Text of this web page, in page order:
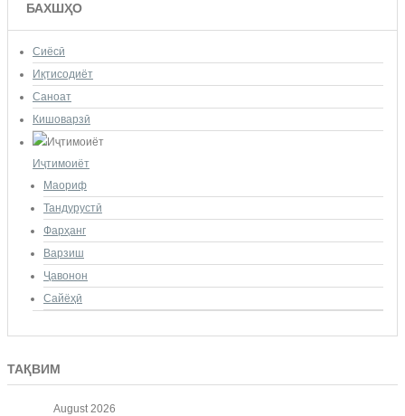
БАХШҲО
Сиёсӣ
Иқтисодиёт
Саноат
Кишоварзӣ
Иҷтимоиёт
Маориф
Тандурустӣ
Фарҳанг
Варзиш
Ҷавонон
Сайёҳӣ
ТАҚВИМ
August 2026